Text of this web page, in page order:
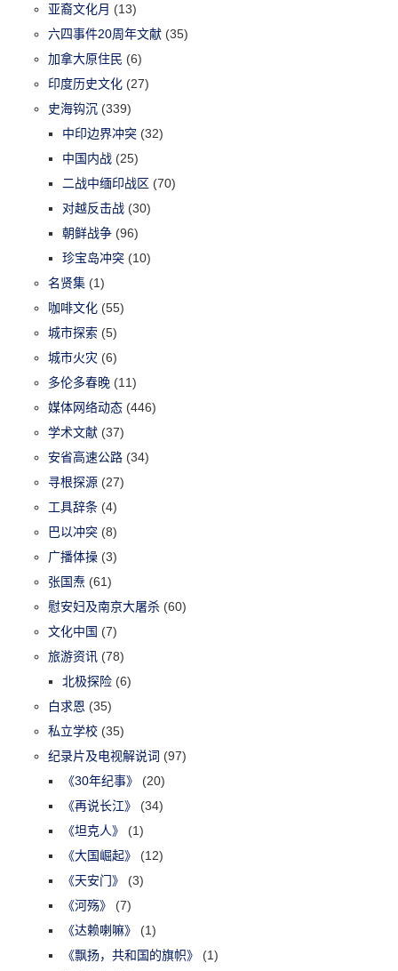
亚裔文化月 (13)
六四事件20周年文献 (35)
加拿大原住民 (6)
印度历史文化 (27)
史海钩沉 (339)
中印边界冲突 (32)
中国内战 (25)
二战中缅印战区 (70)
对越反击战 (30)
朝鲜战争 (96)
珍宝岛冲突 (10)
名贤集 (1)
咖啡文化 (55)
城市探索 (5)
城市火灾 (6)
多伦多春晚 (11)
媒体网络动态 (446)
学术文献 (37)
安省高速公路 (34)
寻根探源 (27)
工具辞条 (4)
巴以冲突 (8)
广播体操 (3)
张国焘 (61)
慰安妇及南京大屠杀 (60)
文化中国 (7)
旅游资讯 (78)
北极探险 (6)
白求恩 (35)
私立学校 (35)
纪录片及电视解说词 (97)
《30年纪事》
(20)
《再说长江》
(34)
《坦克人》
(1)
《大国崛起》
(12)
《天安门》
(3)
《河殇》
(7)
《达赖喇嘛》
(1)
《飘扬，共和国的旗帜》
(1)